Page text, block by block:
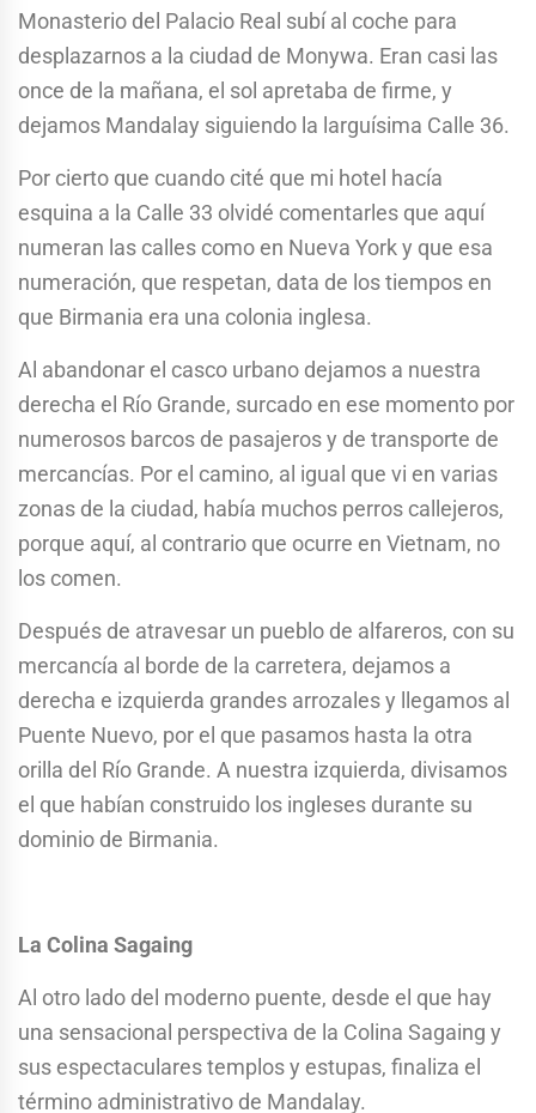
Monasterio del Palacio Real subí al coche para
desplazarnos a la ciudad de Monywa. Eran casi las
once de la mañana, el sol apretaba de firme, y
dejamos Mandalay siguiendo la larguísima Calle 36.
Por cierto que cuando cité que mi hotel hacía
esquina a la Calle 33 olvidé comentarles que aquí
numeran las calles como en Nueva York y que esa
numeración, que respetan, data de los tiempos en
que Birmania era una colonia inglesa.
Al abandonar el casco urbano dejamos a nuestra
derecha el Río Grande, surcado en ese momento por
numerosos barcos de pasajeros y de transporte de
mercancías. Por el camino, al igual que vi en varias
zonas de la ciudad, había muchos perros callejeros,
porque aquí, al contrario que ocurre en Vietnam, no
los comen.
Después de atravesar un pueblo de alfareros, con su
mercancía al borde de la carretera, dejamos a
derecha e izquierda grandes arrozales y llegamos al
Puente Nuevo, por el que pasamos hasta la otra
orilla del Río Grande. A nuestra izquierda, divisamos
el que habían construido los ingleses durante su
dominio de Birmania.
La Colina Sagaing
Al otro lado del moderno puente, desde el que hay
una sensacional perspectiva de la Colina Sagaing y
sus espectaculares templos y estupas, finaliza el
término administrativo de Mandalay.